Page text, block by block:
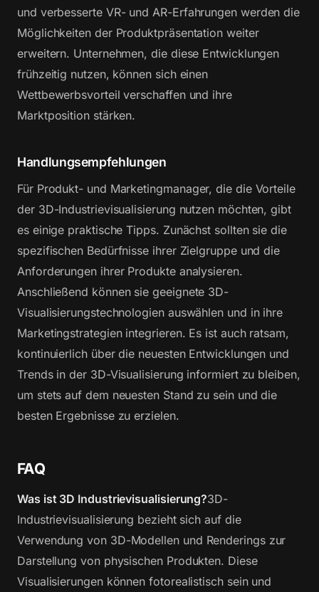
und verbesserte VR- und AR-Erfahrungen werden die
Möglichkeiten der Produktpräsentation weiter
erweitern. Unternehmen, die diese Entwicklungen
frühzeitig nutzen, können sich einen
Wettbewerbsvorteil verschaffen und ihre
Marktposition stärken.
Handlungsempfehlungen
Für Produkt- und Marketingmanager, die die Vorteile
der 3D-Industrievisualisierung nutzen möchten, gibt
es einige praktische Tipps. Zunächst sollten sie die
spezifischen Bedürfnisse ihrer Zielgruppe und die
Anforderungen ihrer Produkte analysieren.
Anschließend können sie geeignete 3D-
Visualisierungstechnologien auswählen und in ihre
Marketingstrategien integrieren. Es ist auch ratsam,
kontinuierlich über die neuesten Entwicklungen und
Trends in der 3D-Visualisierung informiert zu bleiben,
um stets auf dem neuesten Stand zu sein und die
besten Ergebnisse zu erzielen.
FAQ
Was ist 3D Industrievisualisierung?3D-
Industrievisualisierung bezieht sich auf die
Verwendung von 3D-Modellen und Renderings zur
Darstellung von physischen Produkten. Diese
Visualisierungen können fotorealistisch sein und